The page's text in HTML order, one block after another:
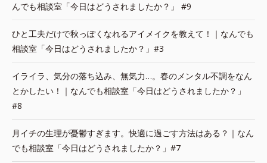
んでも相談室「今日はどうされましたか？」 #9
ひと工夫だけで秋っぽくなれるアイメイクを教えて！｜なんでも
相談室「今日はどうされましたか？」#3
イライラ、気分の落ち込み、無気力…。春のメンタル不調をなん
とかしたい！｜なんでも相談室「今日はどうされましたか？」
#8
月イチの生理が憂鬱すぎます。快適に過ごす方法はある？｜なん
でも相談室「今日はどうされましたか？」#7